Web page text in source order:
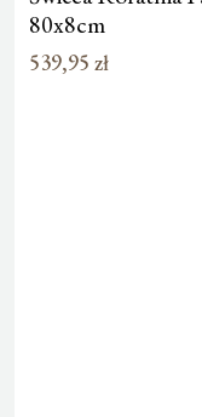
80x8cm
539,95 zł